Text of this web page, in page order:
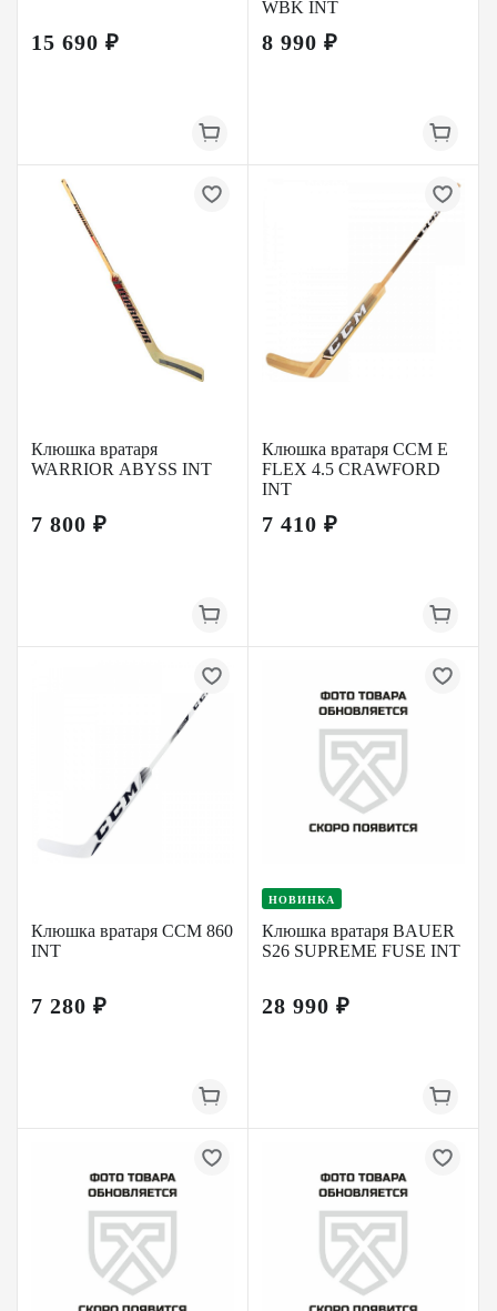
15 690 ₽
WBK INT
8 990 ₽
Клюшка вратаря
WARRIOR ABYSS INT
7 800 ₽
Клюшка вратаря CCM E
FLEX 4.5 CRAWFORD
INT
7 410 ₽
Клюшка вратаря CCM 860
INT
7 280 ₽
НОВИНКА
Клюшка вратаря BAUER
S26 SUPREME FUSE INT
28 990 ₽